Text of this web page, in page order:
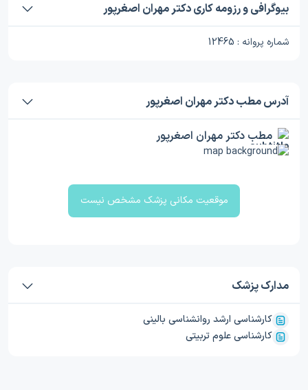
بیوگرافی و رزومه کاری دکتر مهران اصغرپور
شماره پروانه : 12465
آدرس مطب دکتر مهران اصغرپور
مطب دکتر مهران اصغرپور
موقعیت مکانی پزشک مشخص نیست
مدارک پزشک
کارشناسی ارشد روانشناسی بالینی
کارشناسی علوم تربیتی